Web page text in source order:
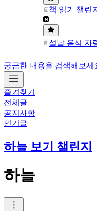
책 읽기 챌린지
설날 음식 자
궁금한 내용을 검색해보세
즐겨찾기
전체글
공지사항
인기글
하늘 보기 챌린지
하늘